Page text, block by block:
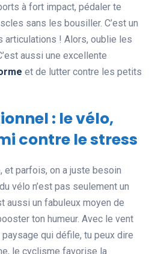
à fort impact, pédaler te
sans les bousiller. C’est un
articulations ! Alors, oublie les
aussi une excellente
et de lutter contre les petits
: le vélo,
contre le stress
et parfois, on a juste besoin
vélo n’est pas seulement un
aussi un fabuleux moyen de
ton humeur. Avec le vent
qui défile, tu peux dire
le cyclisme favorise la